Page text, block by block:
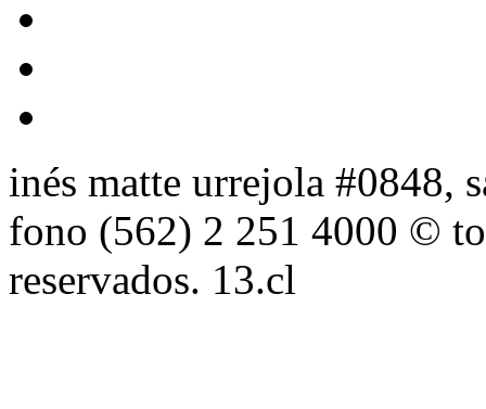
inés matte urrejola #0848,
fono (562) 2 251 4000 ©
reservados. 13.cl